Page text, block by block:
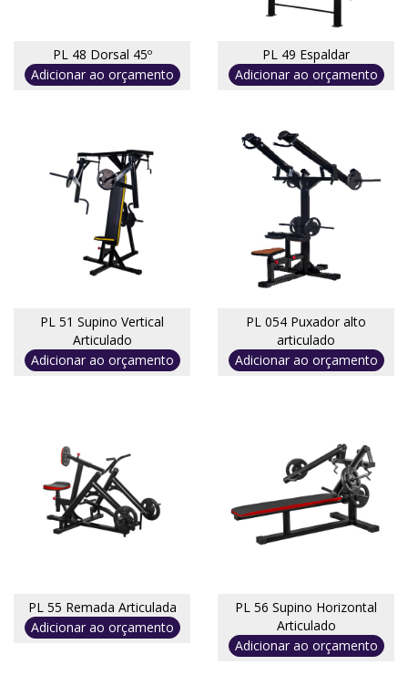
PL 48 Dorsal 45º
Adicionar ao orçamento
PL 49 Espaldar
Adicionar ao orçamento
PL 51 Supino Vertical
Articulado
Adicionar ao orçamento
PL 054 Puxador alto
articulado
Adicionar ao orçamento
PL 55 Remada Articulada
Adicionar ao orçamento
PL 56 Supino Horizontal
Articulado
Adicionar ao orçamento